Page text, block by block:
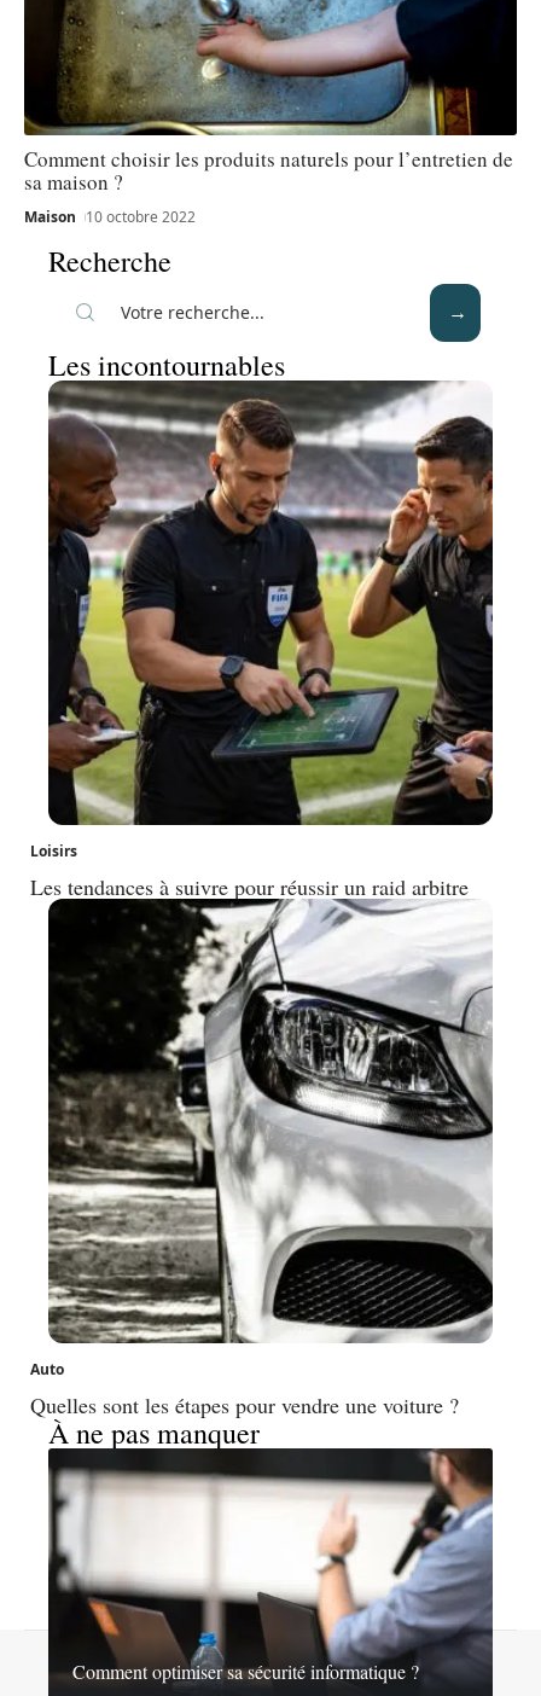
Comment choisir les produits naturels pour l’entretien de
sa maison ?
Maison 10 octobre 2022
Recherche
Les incontournables
Loisirs
Les tendances à suivre pour réussir un raid arbitre
Auto
Quelles sont les étapes pour vendre une voiture ?
À ne pas manquer
Comment optimiser sa sécurité informatique ?
Mentions légales Sitemap